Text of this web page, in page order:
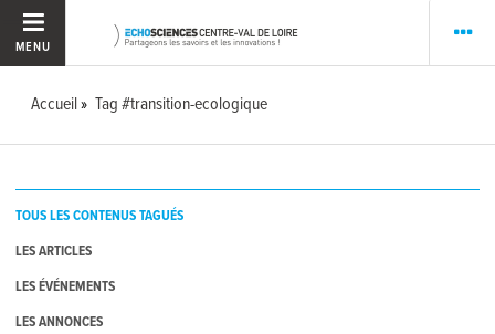
MENU
Accueil Tag #transition-ecologique
TOUS LES CONTENUS TAGUÉS
LES ARTICLES
LES ÉVÉNEMENTS
LES ANNONCES